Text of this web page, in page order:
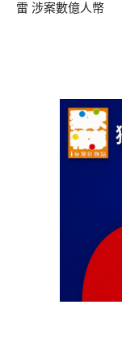
雷 涉案數億人幣